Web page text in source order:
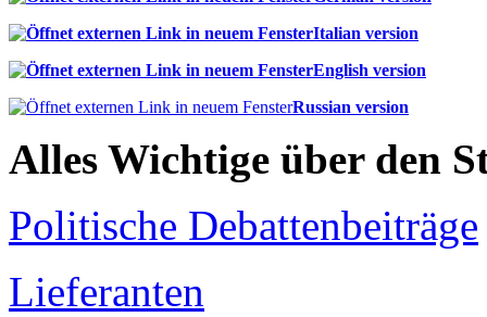
Italian version
English version
Russian version
Alles Wichtige über den
Politische Debattenbeiträge
Lieferanten